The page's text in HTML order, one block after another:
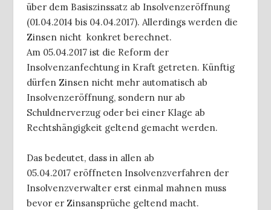
über dem Basiszinssatz ab Insolvenzeröffnung
(01.04.2014 bis 04.04.2017). Allerdings werden die
Zinsen nicht konkret berechnet.
Am 05.04.2017 ist die Reform der
Insolvenzanfechtung in Kraft getreten. Künftig
dürfen Zinsen nicht mehr automatisch ab
Insolvenzeröffnung, sondern nur ab
Schuldnerverzug oder bei einer Klage ab
Rechtshängigkeit geltend gemacht werden.
Das bedeutet, dass in allen ab
05.04.2017 eröffneten Insolvenzverfahren der
Insolvenzverwalter erst einmal mahnen muss
bevor er Zinsansprüche geltend macht.